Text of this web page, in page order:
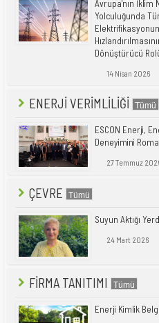
Avrupa'nın İklim
Yolculuğunda
Elektrifikasyonun
Dönüştürücü
14 Nisan 2026
ENERJİ VERİMLİLİĞİ
ESCON Enerji,
Deneyimini
27 Temmuz
ÇEVRE
Suyun Aktığı
24 Mart 2026
FİRMA TANITIMI
Enerji Kimlik